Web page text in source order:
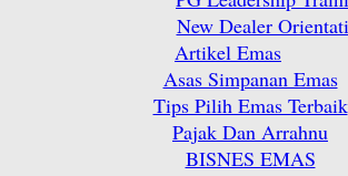
New Dealer
Artikel Emas
Asas Simpanan Emas
Tips Pilih Emas Terbaik
Pajak Dan Arrahnu
BISNES EMAS